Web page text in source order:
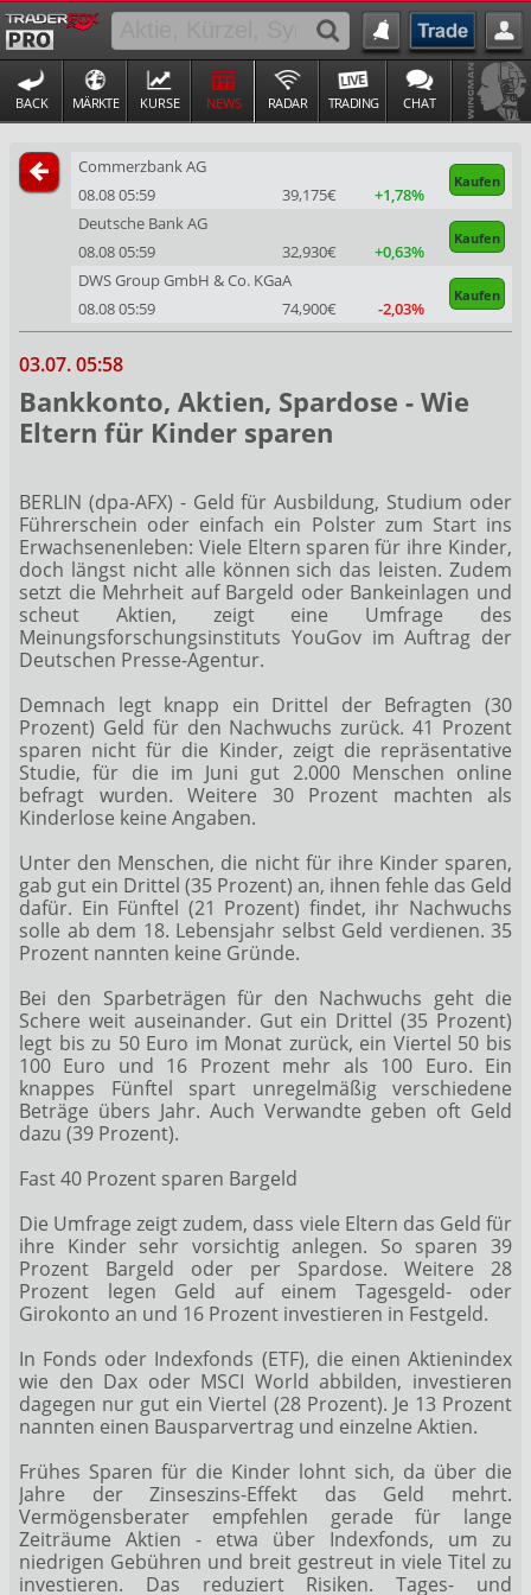
BACK MÄRKTE KURSE NEWS RADAR TRADING CHAT
Commerzbank AG
Kaufen
08.08 05:59 39,175€
+1,78%
Deutsche Bank AG
Kaufen
08.08 05:59 32,930€
+0,63%
DWS Group GmbH & Co. KGaA
Kaufen
08.08 05:59 74,900€ -2,03%
03.07. 05:58
Bankkonto, Aktien, Spardose - Wie
Eltern für Kinder sparen
BERLIN (dpa-AFX) - Geld für Ausbildung, Studium oder
Führerschein oder einfach ein Polster zum Start ins
Erwachsenenleben: Viele Eltern sparen für ihre Kinder,
doch längst nicht alle können sich das leisten. Zudem
setzt die Mehrheit auf Bargeld oder Bankeinlagen und
scheut Aktien, zeigt eine Umfrage des
Meinungsforschungsinstituts YouGov im Auftrag der
Deutschen Presse-Agentur.
Demnach legt knapp ein Drittel der Befragten (30
Prozent) Geld für den Nachwuchs zurück. 41 Prozent
sparen nicht für die Kinder, zeigt die repräsentative
Studie, für die im Juni gut 2.000 Menschen online
befragt wurden. Weitere 30 Prozent machten als
Kinderlose keine Angaben.
Unter den Menschen, die nicht für ihre Kinder sparen,
gab gut ein Drittel (35 Prozent) an, ihnen fehle das Geld
dafür. Ein Fünftel (21 Prozent) findet, ihr Nachwuchs
solle ab dem 18. Lebensjahr selbst Geld verdienen. 35
Prozent nannten keine Gründe.
Bei den Sparbeträgen für den Nachwuchs geht die
Schere weit auseinander. Gut ein Drittel (35 Prozent)
legt bis zu 50 Euro im Monat zurück, ein Viertel 50 bis
100 Euro und 16 Prozent mehr als 100 Euro. Ein
knappes Fünftel spart unregelmäßig verschiedene
Beträge übers Jahr. Auch Verwandte geben oft Geld
dazu (39 Prozent).
Fast 40 Prozent sparen Bargeld
Die Umfrage zeigt zudem, dass viele Eltern das Geld für
ihre Kinder sehr vorsichtig anlegen. So sparen 39
Prozent Bargeld oder per Spardose. Weitere 28
Prozent legen Geld auf einem Tagesgeld- oder
Girokonto an und 16 Prozent investieren in Festgeld.
In Fonds oder Indexfonds (ETF), die einen Aktienindex
wie den Dax oder MSCI World abbilden, investieren
dagegen nur gut ein Viertel (28 Prozent). Je 13 Prozent
nannten einen Bausparvertrag und einzelne Aktien.
Frühes Sparen für die Kinder lohnt sich, da über die
Jahre der Zinseszins-Effekt das Geld mehrt.
Vermögensberater empfehlen gerade für lange
Zeiträume Aktien - etwa über Indexfonds, um zu
niedrigen Gebühren und breit gestreut in viele Titel zu
investieren. Das reduziert Risiken. Tages- und